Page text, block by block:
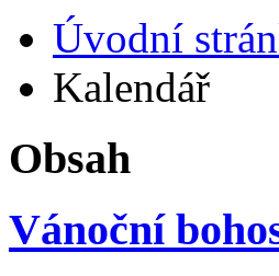
Úvodní
Kalendář
Obsah
Vánoční